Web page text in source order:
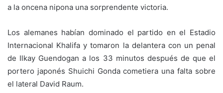
a la oncena nipona una sorprendente victoria.
Los alemanes habían dominado el partido en el Estadio
Internacional Khalifa y tomaron la delantera con un penal
de Ilkay Guendogan a los 33 minutos después de que el
portero japonés Shuichi Gonda cometiera una falta sobre
el lateral David Raum.